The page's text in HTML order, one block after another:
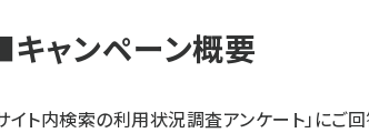
ャンペーン概要
イト内検索の利用状況調査アンケート」に